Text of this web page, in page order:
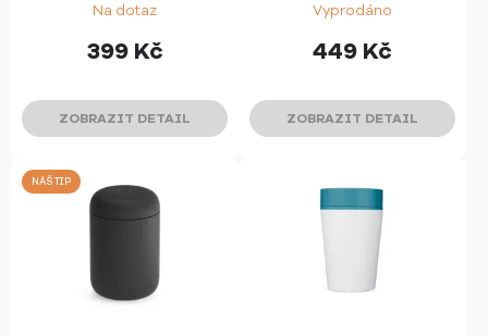
Na dotaz
399 Kč
ZOBRAZIT DETAIL
Vyprodáno
449 Kč
ZOBRAZIT DETAIL
NÁŠ TIP